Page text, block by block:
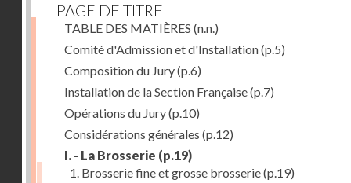
PAGE DE TITRE
TABLE DES MATIÈRES (n.n.)
Comité d'Admission et d'Installation(p.5)
Composition du Jury(p.6)
Installation de la Section Française(p.7)
Opérations du Jury(p.10)
Considérations générales (p.12)
I. - La Brosserie (p.19)
1. Brosserie fine et grosse brosserie(p.19)